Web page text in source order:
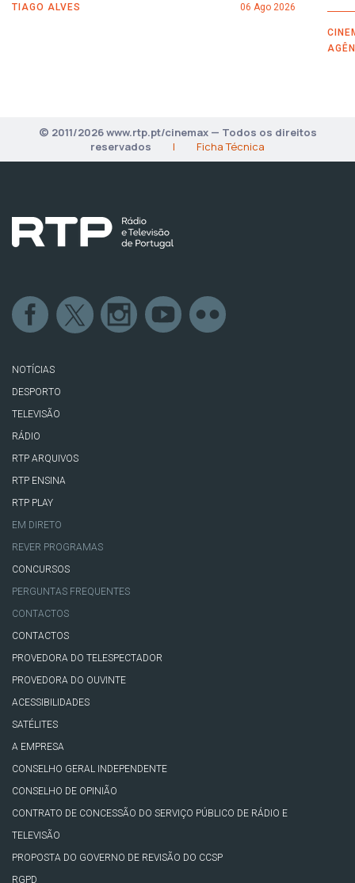
TIAGO ALVES 06 Ago 2026
© 2011/2026 www.rtp.pt/cinemax — Todos os direitos
reservados
| Ficha Técnica
NOTÍCIAS
DESPORTO
TELEVISÃO
RÁDIO
RTP ARQUIVOS
RTP ENSINA
RTP PLAY
EM DIRETO
REVER PROGRAMAS
CONCURSOS
PERGUNTAS FREQUENTES
CONTACTOS
CONTACTOS
PROVEDORA DO TELESPECTADOR
PROVEDORA DO OUVINTE
ACESSIBILIDADES
SATÉLITES
A EMPRESA
CONSELHO GERAL INDEPENDENTE
CONSELHO DE OPINIÃO
CONTRATO DE CONCESSÃO DO SERVIÇO PÚBLICO DE RÁDIO E
TELEVISÃO
PROPOSTA DO GOVERNO DE REVISÃO DO CCSP
RGPD